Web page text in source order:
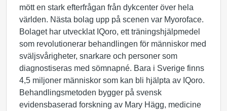
mött en stark efterfrågan från dykcenter över hela
världen. Nästa bolag upp på scenen var Myoroface.
Bolaget har utvecklat IQoro, ett träningshjälpmedel
som revolutionerar behandlingen för människor med
sväljsvårigheter, snarkare och personer som
diagnostiseras med sömnapné. Bara i Sverige finns
4,5 miljoner människor som kan bli hjälpta av IQoro.
Behandlingsmetoden bygger på svensk
evidensbaserad forskning av Mary Hägg, medicine